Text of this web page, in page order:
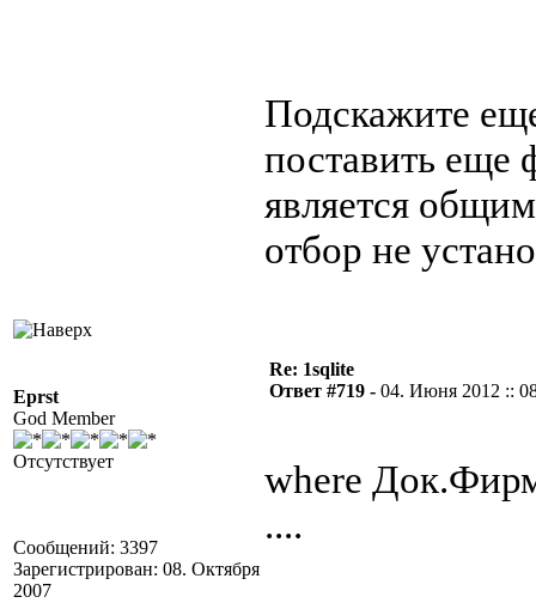
Подскажите
поставить
является
отбор не
Eprst
God Member
Отсутствует
Сообщений: 3397
Зарегистрирован: 08. Октября
2007
Re: 1sqlite
Ответ #719 - 04. Июня 2012 ::
where
....